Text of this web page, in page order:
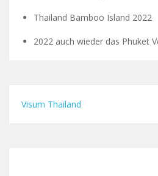
Thailand Bamboo Island 2022
2022 auch wieder das Phuket
Visum Thailand